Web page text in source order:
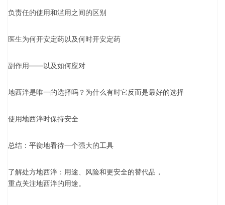
负责任的使用和滥用之间的区别
医生为何开安定药以及何时开安定药
副作用——以及如何应对
地西泮是唯一的选择吗？为什么有时它反而是最好的选择
使用地西泮时保持安全
总结：平衡地看待一个强大的工具
了解处方地西泮：用途、风险和更安全的替代品，
重点关注地西泮的用途。